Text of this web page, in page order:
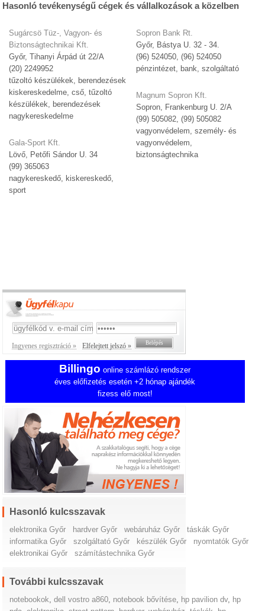
Hasonló tevékenységű cégek és vállalkozások a közelben
Sugárcsö Tüz-, Vagyon- és
Biztonságtechnikai Kft.
Győr, Tihanyi Árpád út 22/A
(20) 2249952
tűzoltó készülékek, berendezések
kiskereskedelme, cső, tűzoltó
készülékek, berendezések
nagykereskedelme
Gala-Sport Kft.
Lövő, Petőfi Sándor U. 34
(99) 365063
nagykereskedő, kiskereskedő,
sport
Sopron Bank Rt.
Győr, Bástya U. 32 - 34.
(96) 524050, (96) 524050
pénzintézet, bank, szolgáltató
Magnum Sopron Kft.
Sopron, Frankenburg U. 2/A
(99) 505082, (99) 505082
vagyonvédelem, személy- és
vagyonvédelem,
biztonságtechnika
Ingyenes regisztráció » Elfelejtett jelszó »
Billingo online számlázó rendszer
éves előfizetés esetén +2 hónap ajándék
fizess elő most!
Hasonló kulcsszavak
elektronika Győr hardver Győr webáruház Győr
táskák Győr
informatika Győr
szolgáltató Győr készülék Győr
nyomtatók Győr
elektronikai Győr
számítástechnika Győr
További kulcsszavak
notebookok ,dell vostro a860 notebook bővítése hp pavilion dv, hp